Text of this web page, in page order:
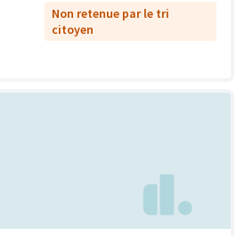
Non retenue par le tri
citoyen